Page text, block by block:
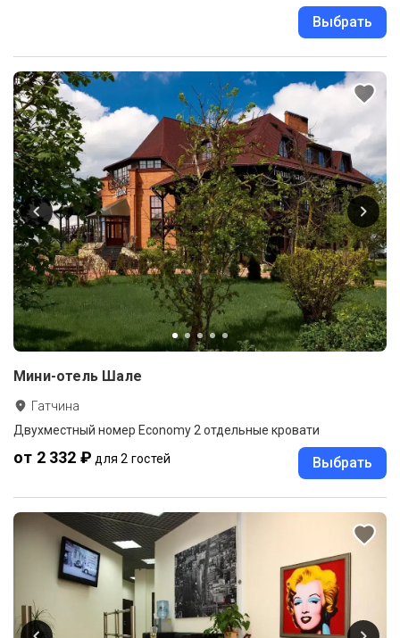
Выбрать
Мини-отель Шале
Гатчина
Двухместный номер Economy 2 отдельные кровати
от 2 332 ₽ для 2 гостей Выбрать